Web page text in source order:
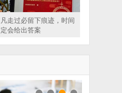
凡走过必留下痕迹，时间
定会给出答案